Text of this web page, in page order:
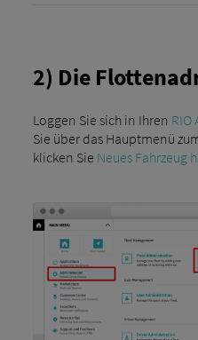
2) Die
Loggen Sie sich in Ihren RIO
Sie über das Hauptmenü
klicken Sie Neues Fahrzeug